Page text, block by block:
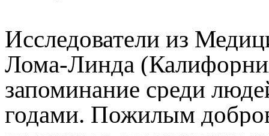
Исследователи из
Лома-Линда
запоминание среди
годами. Пожилым